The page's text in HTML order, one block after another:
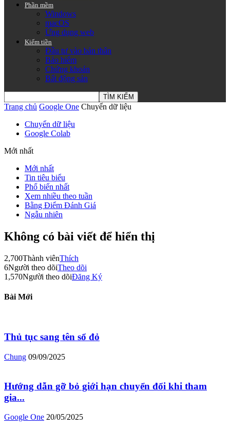
Phần mềm
Windows
macOS
Ứng dụng web
Kiếm tiền
Đầu tư vào bản thân
Bảo hiểm
Chứng khoán
Bất động sản
Trang chủ Google One Chuyển dữ liệu
Chuyển dữ liệu
Google Colab
Mới nhất
Mới nhất
Tin tiêu biểu
Phổ biến nhất
Xem nhiều theo tuần
Bằng Điểm Đánh Giá
Ngẫu nhiên
Không có bài viết để hiển thị
2,700Thành viênThích
6Người theo dõiTheo dõi
1,570Người theo dõiĐăng Ký
Bài Mới
Thủ tục sang tên sổ đỏ
Chung 09/09/2025
Hướng dẫn gỡ bỏ giới hạn chuyển đổi khi tham
gia...
Google One 20/05/2025